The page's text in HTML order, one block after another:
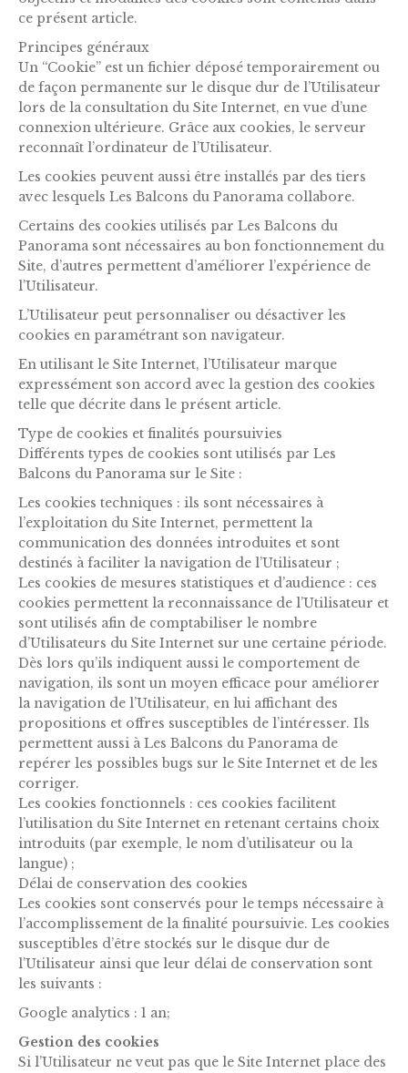
ce présent article.
Principes généraux
Un “Cookie” est un fichier déposé temporairement ou
de façon permanente sur le disque dur de l’Utilisateur
lors de la consultation du Site Internet, en vue d’une
connexion ultérieure. Grâce aux cookies, le serveur
reconnaît l’ordinateur de l’Utilisateur.
Les cookies peuvent aussi être installés par des tiers
avec lesquels Les Balcons du Panorama collabore.
Certains des cookies utilisés par Les Balcons du
Panorama sont nécessaires au bon fonctionnement du
Site, d’autres permettent d’améliorer l’expérience de
l’Utilisateur.
L’Utilisateur peut personnaliser ou désactiver les
cookies en paramétrant son navigateur.
En utilisant le Site Internet, l’Utilisateur marque
expressément son accord avec la gestion des cookies
telle que décrite dans le présent article.
Type de cookies et finalités poursuivies
Différents types de cookies sont utilisés par Les
Balcons du Panorama sur le Site :
Les cookies techniques : ils sont nécessaires à
l’exploitation du Site Internet, permettent la
communication des données introduites et sont
destinés à faciliter la navigation de l’Utilisateur ;
Les cookies de mesures statistiques et d’audience : ces
cookies permettent la reconnaissance de l’Utilisateur et
sont utilisés afin de comptabiliser le nombre
d’Utilisateurs du Site Internet sur une certaine période.
Dès lors qu’ils indiquent aussi le comportement de
navigation, ils sont un moyen efficace pour améliorer
la navigation de l’Utilisateur, en lui affichant des
propositions et offres susceptibles de l’intéresser. Ils
permettent aussi à Les Balcons du Panorama de
repérer les possibles bugs sur le Site Internet et de les
corriger.
Les cookies fonctionnels : ces cookies facilitent
l’utilisation du Site Internet en retenant certains choix
introduits (par exemple, le nom d’utilisateur ou la
langue) ;
Délai de conservation des cookies
Les cookies sont conservés pour le temps nécessaire à
l’accomplissement de la finalité poursuivie. Les cookies
susceptibles d’être stockés sur le disque dur de
l’Utilisateur ainsi que leur délai de conservation sont
les suivants :
Google analytics : 1 an;
Gestion des cookies
Si l’Utilisateur ne veut pas que le Site Internet place des